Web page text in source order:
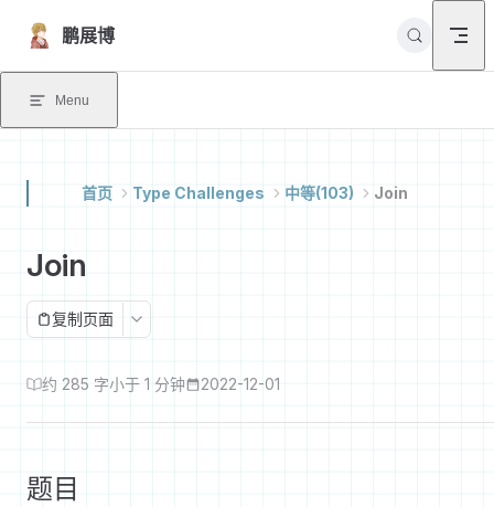
Skip to content
鹏展博
Menu
首页 Type Challenges 中等(103) Join
Join
复制页面
约 285 字小于 1 分钟 2022-12-01
题目